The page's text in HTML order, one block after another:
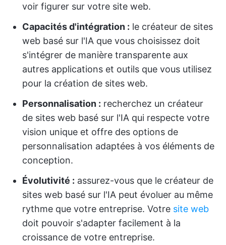
voir figurer sur votre site web.
Capacités d'intégration : le créateur de sites
web basé sur l'IA que vous choisissez doit
s'intégrer de manière transparente aux
autres applications et outils que vous utilisez
pour la création de sites web.
Personnalisation : recherchez un créateur
de sites web basé sur l'IA qui respecte votre
vision unique et offre des options de
personnalisation adaptées à vos éléments de
conception.
Évolutivité : assurez-vous que le créateur de
sites web basé sur l'IA peut évoluer au même
rythme que votre entreprise. Votre site web
doit pouvoir s'adapter facilement à la
croissance de votre entreprise.